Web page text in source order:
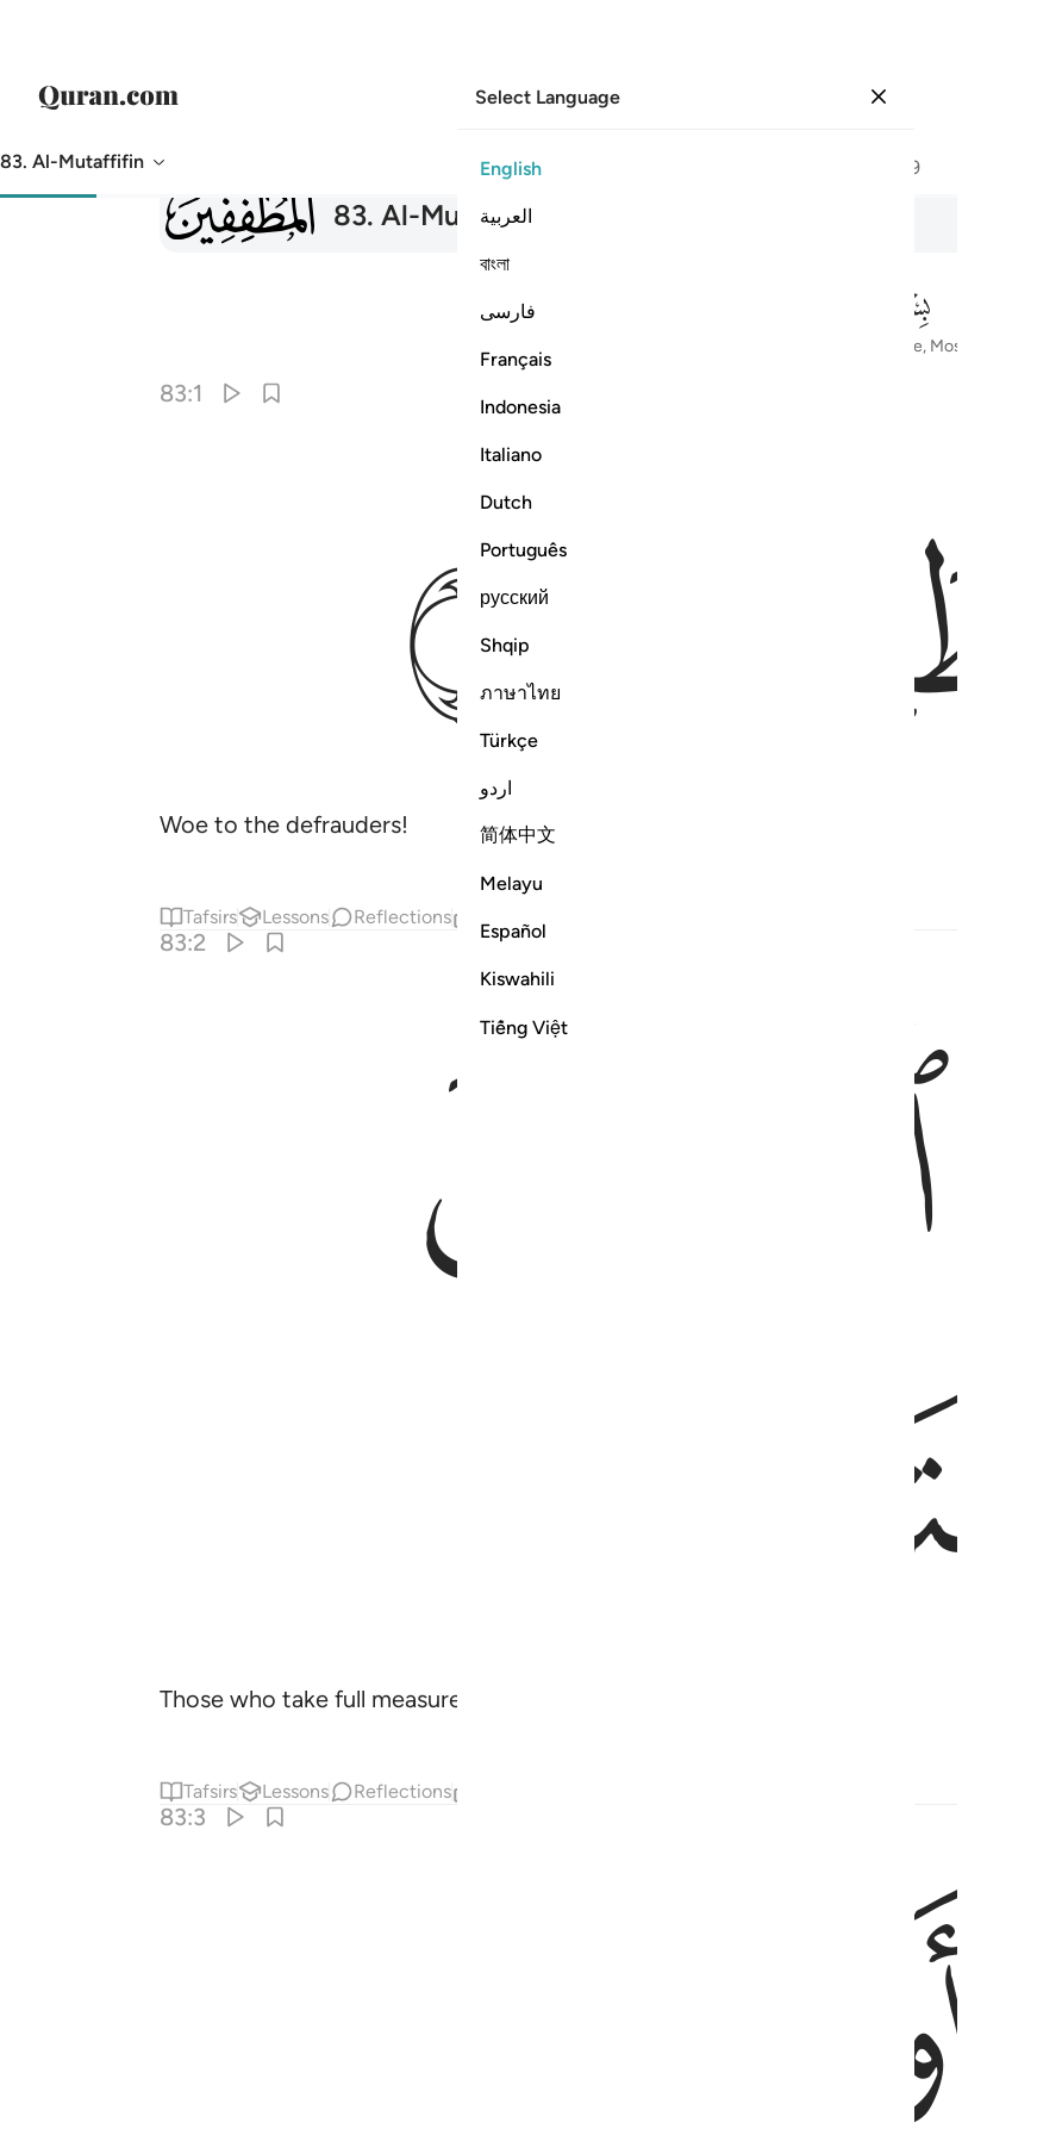
Select Language
English
العربية
বাংলা
فارسی
Français
Indonesia
Italiano
Dutch
Português
русский
Shqip
ภาษาไทย
Türkçe
اردو
简体中文
Melayu
Español
Kiswahili
Tiếng Việt
83. Al-Mutaffifin 59
083 83.Al-Mutaffifin
In the Name of Allah—the Most Compassionate, Most Merciful
83:1
ﲦﲧ
Woe to the defrauders!
Tafsirs Lessons Reflections
83:2
ﲪ
ﲫ
ﲭ
Those who take full measure ˹when they buy˺ from people,
Tafsirs Lessons Reflections
83:3
ﲱ